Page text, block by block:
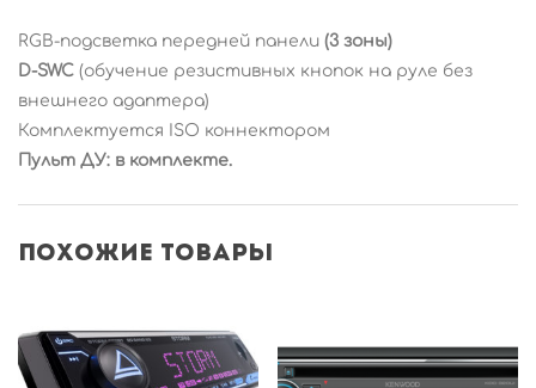
RGB-подсветка передней панели (3 зоны)
D-SWC (обучение резистивных кнопок на руле без
внешнего адаптера)
Комплектуется ISO коннектором
Пульт ДУ: в комплекте.
Похожие товары